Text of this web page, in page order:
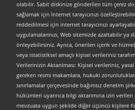
olabilir. Sabit diskinize gönderilen tüm çerez
sağlamak için İnternet tarayıcınızı
reddedilmesi için internet tarayıcınızı
uygulamalarınızı, Web sitemizde azaltabilir ya
önleyebilirsiniz. Ayrıca, önerilen içerik ve
veya istatistiksel amaçlı kişisel verileriniz
Verilerinizin Aktarılması: Kişisel verileriniz, yasal
gereken resmi makamlara, hukuki
sınırlamalar çerçevesinde bağımsız denetim
hükümleri uyarınca bilgi aktarımına izin
mevzuata uygun şekilde diğer üçüncü kişilere